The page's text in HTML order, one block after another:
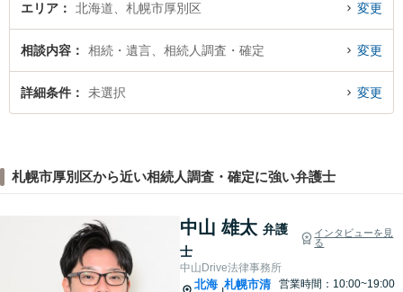
エリア 北海道、札幌市厚別区 変更
相談内容 相続・遺言、相続人調査・確定 変更
詳細条件 未選択 変更
札幌市厚別区から近い相続人調査・確定に強い弁護士
中山 雄太 弁護
士
インタビューを見
る
中山Drive法律事務所
北海 札幌市清
営業時間：10:00~19:00